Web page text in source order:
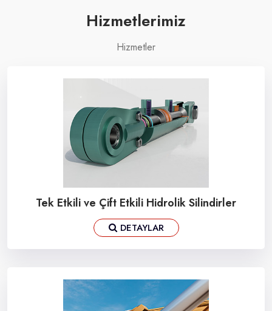
Hizmetlerimiz
Hizmetler
Tek Etkili ve Çift Etkili Hidrolik Silindirler
DETAYLAR